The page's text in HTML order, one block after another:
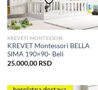
KREVETI MONTESSORI
KREVET Montessori BELLA
SIMA 190×90- Beli
25.000,00 RSD